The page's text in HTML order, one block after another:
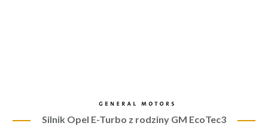
Silnik Opel E-Turbo z rodziny GM EcoTec3